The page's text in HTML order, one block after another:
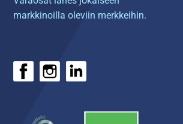
markkinoilla oleviin merkkeihin.